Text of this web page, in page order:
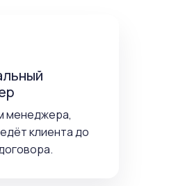
менеджера,
клиента до